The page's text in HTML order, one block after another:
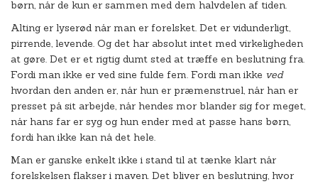
børn, når de kun er sammen med dem halvdelen af tiden.
Alting er lyserød når man er forelsket. Det er vidunderligt,
pirrende, levende. Og det har absolut intet med virkeligheden
at gøre. Det er et rigtig dumt sted at træffe en beslutning fra.
Fordi man ikke er ved sine fulde fem. Fordi man ikke ved
hvordan den anden er, når hun er præmenstruel, når han er
presset på sit arbejde, når hendes mor blander sig for meget,
når hans far er syg og hun ender med at passe hans børn,
fordi han ikke kan nå det hele.
Man er ganske enkelt ikke i stand til at tænke klart når
forelskelsen flakser i maven. Det bliver en beslutning, hvor